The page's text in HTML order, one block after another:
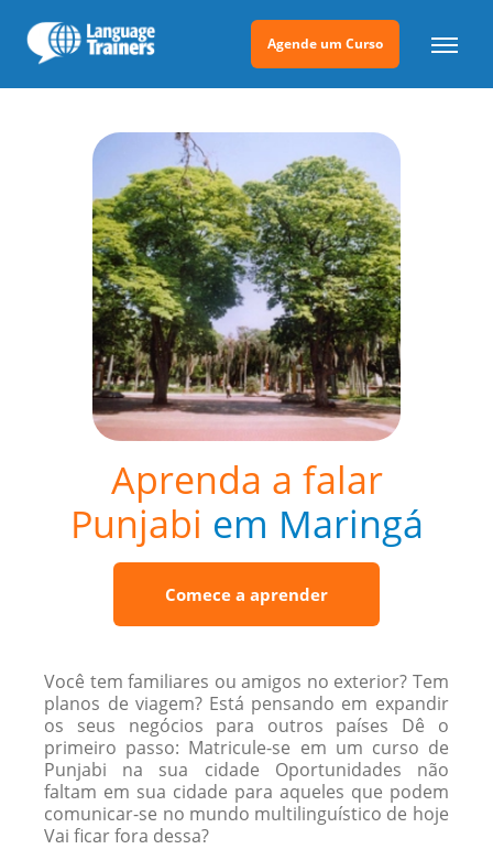
Agende um Curso
Aprenda a falar
Punjabi em Maringá
Comece a aprender
Você tem familiares ou amigos no exterior? Tem
planos de viagem? Está pensando em expandir
os seus negócios para outros países Dê o
primeiro passo: Matricule-se em um curso de
Punjabi na sua cidade Oportunidades não
faltam em sua cidade para aqueles que podem
comunicar-se no mundo multilinguístico de hoje
Vai ficar fora dessa?